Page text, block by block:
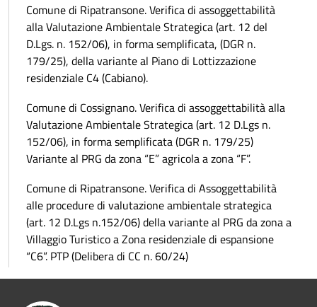
Comune di Ripatransone. Verifica di assoggettabilità
alla Valutazione Ambientale Strategica (art. 12 del
D.Lgs. n. 152/06), in forma semplificata, (DGR n.
179/25), della variante al Piano di Lottizzazione
residenziale C4 (Cabiano).
Comune di Cossignano. Verifica di assoggettabilità alla
Valutazione Ambientale Strategica (art. 12 D.Lgs n.
152/06), in forma semplificata (DGR n. 179/25)
Variante al PRG da zona “E” agricola a zona “F”.
Comune di Ripatransone. Verifica di Assoggettabilità
alle procedure di valutazione ambientale strategica
(art. 12 D.Lgs n.152/06) della variante al PRG da zona a
Villaggio Turistico a Zona residenziale di espansione
“C6”. PTP (Delibera di CC n. 60/24)